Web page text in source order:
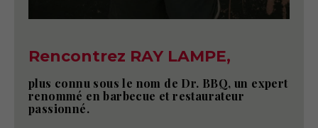
Rencontrez RAY LAMPE,
plus connu sous le nom de Dr. BBQ, un expert
renommé en barbecue et restaurateur
passionné.